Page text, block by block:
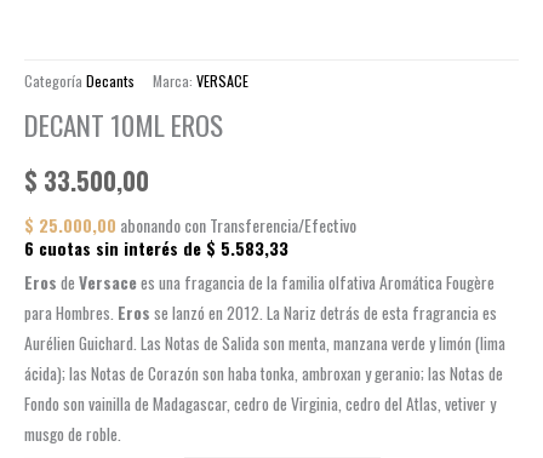
Categoría Decants Marca: VERSACE
DECANT 10ML EROS
$ 33.500,00
$ 25.000,00 abonando con Transferencia/Efectivo
6 cuotas sin interés de $ 5.583,33
Eros de Versacees una fragancia de la familia olfativa Aromática Fougère
para Hombres. Eros se lanzó en 2012. La Nariz detrás de esta fragrancia es
Aurélien Guichard. Las Notas de Salida son menta, manzana verde y limón (lima
ácida); las Notas de Corazón son haba tonka, ambroxan y geranio; las Notas de
Fondo son vainilla de Madagascar, cedro de Virginia, cedro del Atlas, vetiver y
musgo de roble.